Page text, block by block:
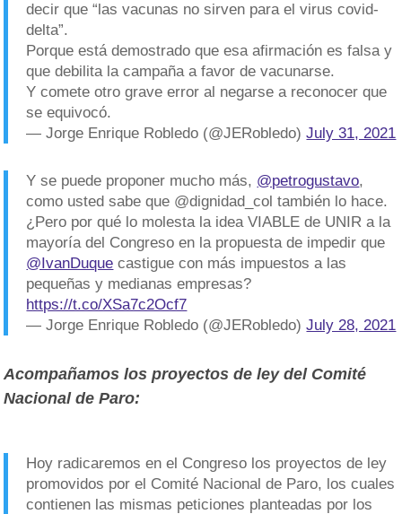
decir que “las vacunas no sirven para el virus covid-
delta”.
Porque está demostrado que esa afirmación es falsa y
que debilita la campaña a favor de vacunarse.
Y comete otro grave error al negarse a reconocer que
se equivocó.
— Jorge Enrique Robledo (@JERobledo)July 31, 2021
Y se puede proponer mucho más, @petrogustavo,
como usted sabe que @dignidad_col también lo hace.
¿Pero por qué lo molesta la idea VIABLE de UNIR a la
mayoría del Congreso en la propuesta de impedir que
@IvanDuque castigue con más impuestos a las
pequeñas y medianas empresas?
https://t.co/XSa7c2Ocf7
— Jorge Enrique Robledo (@JERobledo)July 28, 2021
Acompañamos los proyectos de ley del Comité
Nacional de Paro:
Hoy radicaremos en el Congreso los proyectos de ley
promovidos por el Comité Nacional de Paro, los cuales
contienen las mismas peticiones planteadas por los